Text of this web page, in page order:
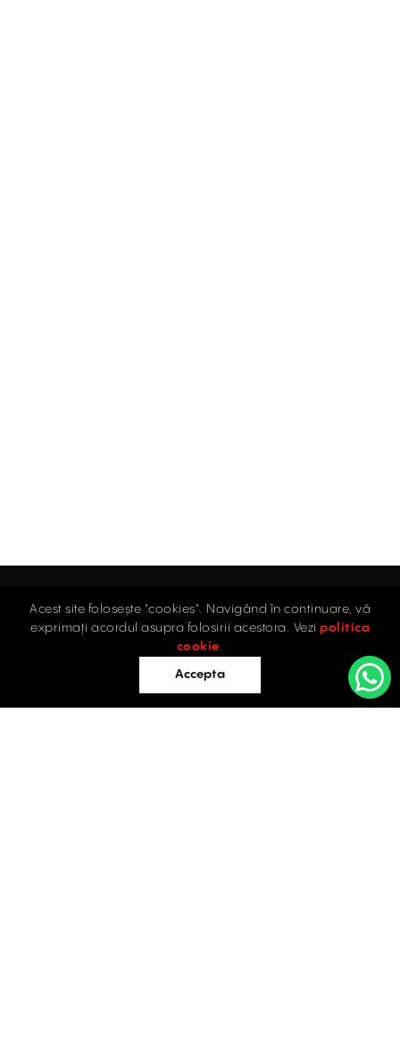
Evaluări
Acest site folosește "cookies". Navigând în continuare, vă
exprimați acordul asupra folosirii acestora. Vezi politica
cookie.
Accepta